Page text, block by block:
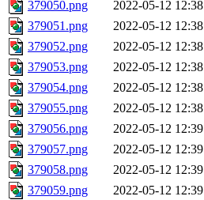
379050.png
2022-05-12 12:38
379051.png
2022-05-12 12:38
379052.png
2022-05-12 12:38
379053.png
2022-05-12 12:38
379054.png
2022-05-12 12:38
379055.png
2022-05-12 12:38
379056.png
2022-05-12 12:39
379057.png
2022-05-12 12:39
379058.png
2022-05-12 12:39
379059.png
2022-05-12 12:39